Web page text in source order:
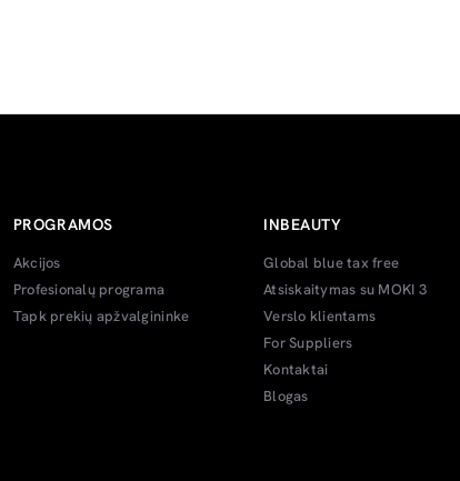
PROGRAMOS
Akcijos
Profesionalų programa
Tapk prekių apžvalgininke
INBEAUTY
Global blue tax free
Atsiskaitymas su MOKI 3
Verslo klientams
For Suppliers
Kontaktai
Blogas